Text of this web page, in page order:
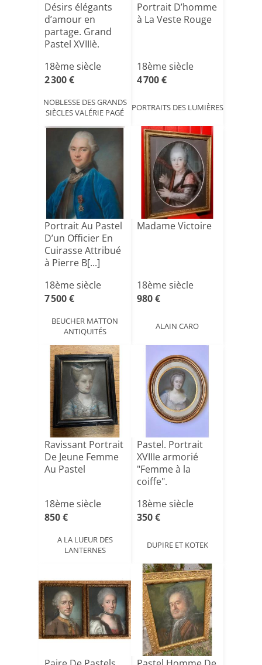
Désirs élégants
d’amour en
partage. Grand
Pastel XVIIIè.
18ème siècle
2 300 €
NOBLESSE DES GRANDS
SIÈCLES VALÉRIE PAGÉ
Portrait D’homme
à La Veste Rouge
18ème siècle
4 700 €
PORTRAITS DES LUMIÈRES
Portrait Au Pastel
D’un Officier En
Cuirasse Attribué
à Pierre B[...]
18ème siècle
7 500 €
BEUCHER MATTON
ANTIQUITÉS
Madame Victoire
18ème siècle
980 €
ALAIN CARO
Ravissant Portrait
De Jeune Femme
Au Pastel
18ème siècle
850 €
A LA LUEUR DES
LANTERNES
Pastel. Portrait
XVIIIe armorié
"Femme à la
coiffe".
18ème siècle
350 €
DUPIRE ET KOTEK